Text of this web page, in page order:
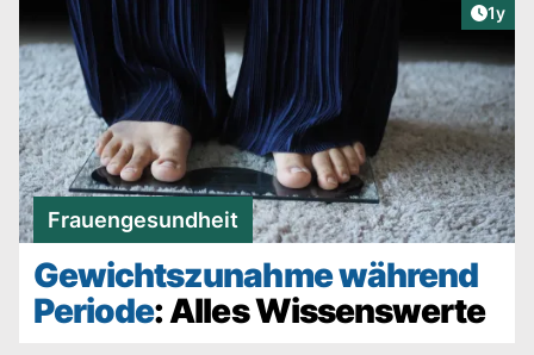
1y
Frauengesundheit
Gewichtszunahme während
Periode: Alles Wissenswerte